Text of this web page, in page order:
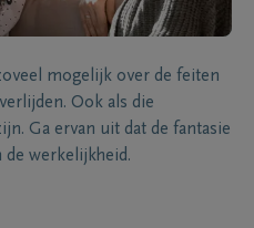
mogelijk over de feiten
Ook als die
Ga ervan uit dat de fantasie
de werkelijkheid.